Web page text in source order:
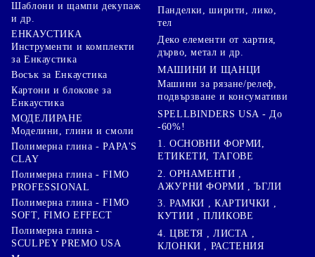
Шаблони и щампи декупаж
и др.
ЕНКАУСТИКА
Инструменти и комплекти
за Енкаустика
Восък за Енкаустика
Картони и блокове за
Енкаустика
МОДЕЛИРАНЕ
Моделини, глини и смоли
Полимерна глина - PAPA'S
CLAY
Полимерна глина - FIMO
PROFESSIONAL
Полимерна глина - FIMO
SOFT, FIMO EFFECT
Полимерна глина -
SCULPEY PREMO USA
Панделки, ширити, лико,
тел
Деко елементи от хартия,
дърво, метал и др.
МАШИНИ И ЩАНЦИ
Машини за рязане/релеф,
подвързване и консумативи
SPELLBINDERS USA - До
-60%!
1. ОСНОВНИ ФОРМИ,
ЕТИКЕТИ, ТАГОВЕ
2. ОРНАМЕНТИ ,
АЖУРНИ ФОРМИ , ЪГЛИ
3. РАМКИ , КАРТИЧКИ ,
КУТИИ , ПЛИКОВЕ
4. ЦВЕТЯ , ЛИСТА ,
КЛОНКИ , РАСТЕНИЯ